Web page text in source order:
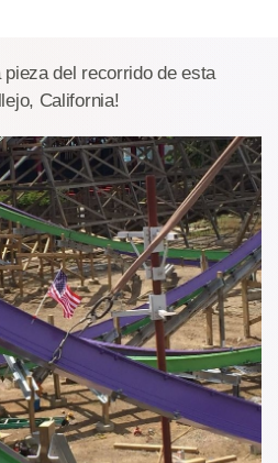
del recorrido de esta
California!